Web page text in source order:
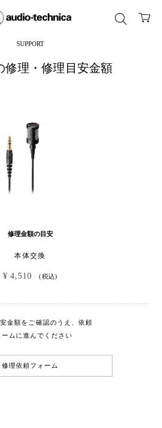
SUPPORT
修理・修理目安金額
修理金額の目安
本体交換
¥ 4,510 (税込)
金額をご確認のうえ、依頼
ームに進んでください
修理依頼フォーム